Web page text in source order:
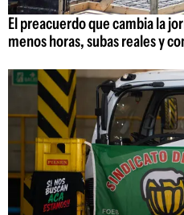
El preacuerdo que cambia la
menos horas, subas reales y